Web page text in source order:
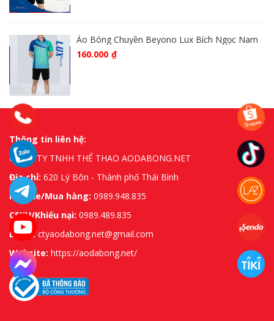
Áo Bóng Chuyền Beyono Lux Bích Ngọc Nam
160.000 ₫
Thông tin liên hệ:
CÔNG TY TNHH THỂ THAO AODABONG.NET
Địa chỉ: 620 Lý Bôn - Thành phố Thái Bình
Hotline/Mua hàng: 0989.948.835
CSKH/Khiếu nại: 0989.489.835
Email:ctyaodabong.net@gmail.com
Website: https://aodabong.net/